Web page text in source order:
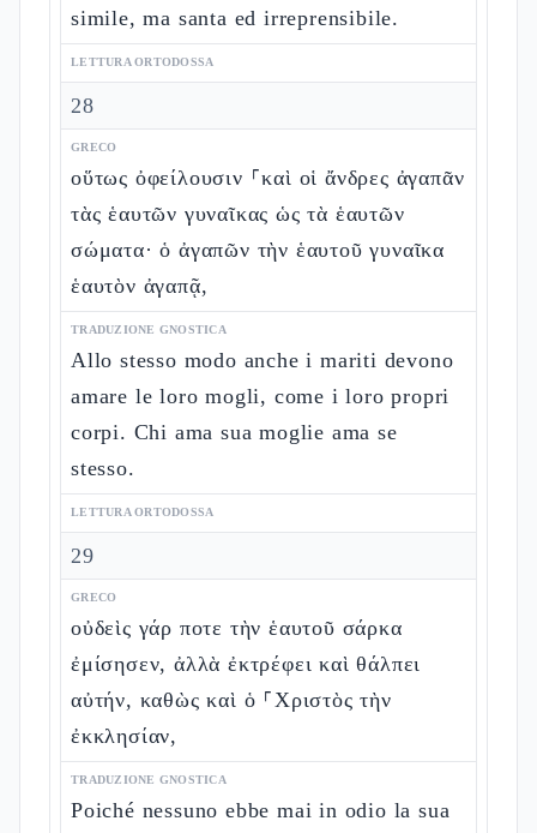
simile, ma santa ed irreprensibile.
LETTURA ORTODOSSA
28
GRECO
οὕτως ὀφείλουσιν ⸀καὶ οἱ ἄνδρες ἀγαπᾶν
τὰς ἑαυτῶν γυναῖκας ὡς τὰ ἑαυτῶν
σώματα· ὁ ἀγαπῶν τὴν ἑαυτοῦ γυναῖκα
ἑαυτὸν ἀγαπᾷ,
TRADUZIONE GNOSTICA
Allo stesso modo anche i mariti devono
amare le loro mogli, come i loro propri
corpi. Chi ama sua moglie ama se
stesso.
LETTURA ORTODOSSA
29
GRECO
οὐδεὶς γάρ ποτε τὴν ἑαυτοῦ σάρκα
ἐμίσησεν, ἀλλὰ ἐκτρέφει καὶ θάλπει
αὐτήν, καθὼς καὶ ὁ ⸀Χριστὸς τὴν
ἐκκλησίαν,
TRADUZIONE GNOSTICA
Poiché nessuno ebbe mai in odio la sua